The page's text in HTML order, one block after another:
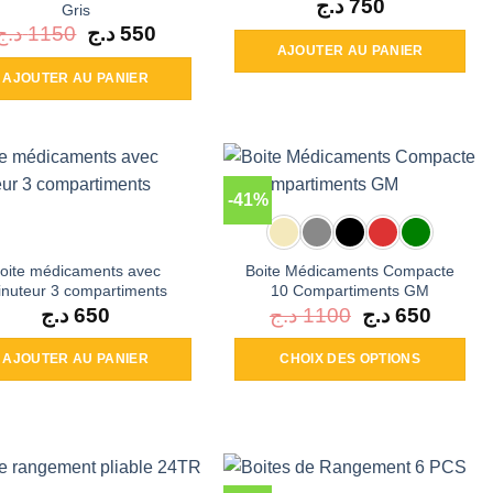
Gris
1150
Le
prix
initial
était :
550 د.ج
actuel
AJOUTER AU PANIER
750 د.ج
AJOUTER AU PANIER
médicaments avec
3 compartiments
650 د.ج
AJOUTER AU PANIER
-41%
Boite Médicaments Compacte
10 Compartiments GM
1100 د.ج
Le
prix
initial
était :
650 د.ج
Le
actuel
CHOIX DES OPTIONS
plusieurs